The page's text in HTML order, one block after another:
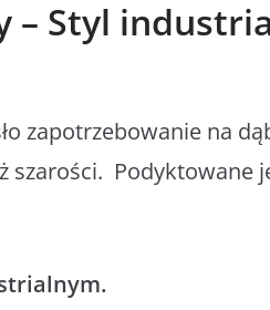
– Styl
zapotrzebowanie na
szarości. Podyktowane